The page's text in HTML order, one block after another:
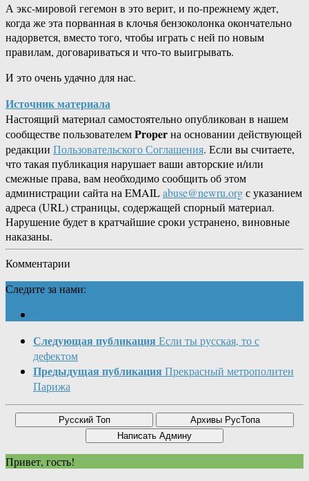
А экс-мировой гегемон в это верит, и по-прежнему ждет,
когда же эта порванная в клочья бензоколонка окончательно
надорвется, вместо того, чтобы играть с ней по новым
правилам, договариваться и что-то выигрывать.
И это очень удачно для нас.
Источник материала
Настоящий материал самостоятельно опубликован в нашем
сообществе пользователемProperна основании действующей
редакции Пользовательского Соглашения. Если вы считаете,
что такая публикация нарушает ваши авторские и/или
смежные права, вам необходимо сообщить об этом
администрации сайта на EMAILabuse@newru.orgс указанием
адреса (URL) страницы, содержащей спорный материал.
Нарушение будет в кратчайшие сроки устранено, виновные
наказаны.
Комментарии
Следите за нами:
Следующая публикация Если ты русская, то с
дефектом
Предыдущая публикация Прекрасный метрополитен
Парижа
Привет, гость!